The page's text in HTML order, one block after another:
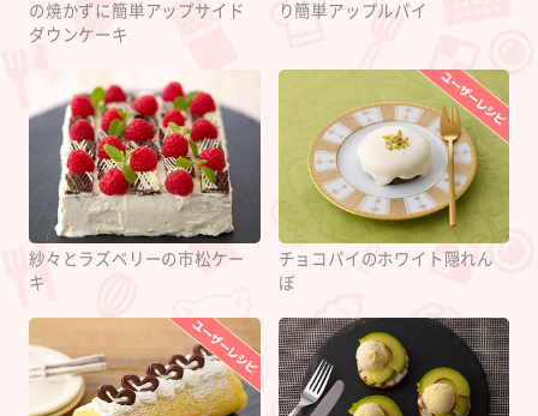
の焼かずに簡単アップサイド
ダウンケーキ
り簡単アップルパイ
紗々とラズベリーの市松ケー
キ
チョコパイのホワイト隠れん
ぼ